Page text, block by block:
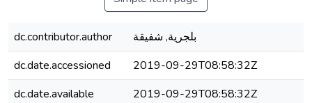
dc.contributor.author
بلجرية, شفيقة
dc.date.accessioned
2019-09-29T08:58:32Z
dc.date.available
2019-09-29T08:58:32Z